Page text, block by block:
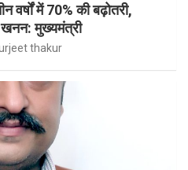
वर्षों में 70% की बढ़ोतरी,
खनन: मुख्यमंत्री
thakur